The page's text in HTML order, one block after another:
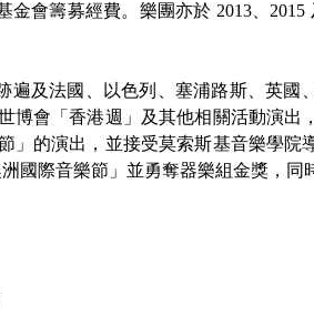
會籌募經費。樂團亦於 2013、2015
及法國、以色列、塞浦路斯、英國
會「香港週」及其他相關活動演出
」的演出，並接受莫索斯基音樂學院
國際音樂節」並勇奪器樂組金獎，同